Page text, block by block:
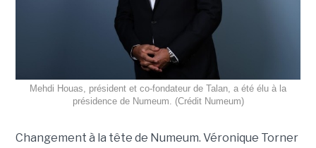
Mehdi Houas, président et co-fondateur de Talan, a été élu à la
présidence de Numeum. (Crédit Numeum)
Changement à la tête de Numeum. Véronique Torner